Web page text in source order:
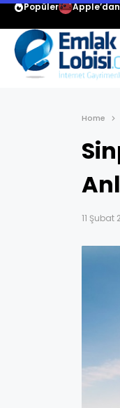
Popüler
Home
11 Şubat